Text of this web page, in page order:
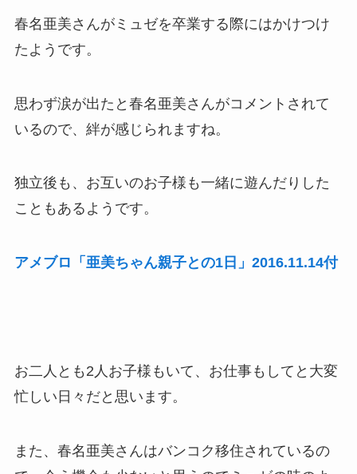
春名亜美さんがミュゼを卒業する際にはかけつけ
たようです。
思わず涙が出たと春名亜美さんがコメントされて
いるので、絆が感じられますね。
独立後も、お互いのお子様も一緒に遊んだりした
こともあるようです。
アメブロ「亜美ちゃん親子との1日」2016.11.14付
お二人とも2人お子様もいて、お仕事もしてと大変
忙しい日々だと思います。
また、春名亜美さんはバンコク移住されているの